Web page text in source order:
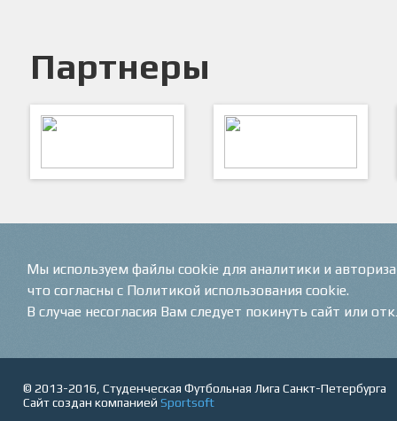
Партнеры
© 2013-2016, Студенческая Футбольная Лига Санкт-Петербурга
Сайт создан компанией Sportsoft
Мы используем файлы cookie для аналитики и
что согласны с Политикой использования cookie.
В случае несогласия Вам следует покинуть сайт или